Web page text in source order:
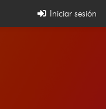
Iniciar sesión